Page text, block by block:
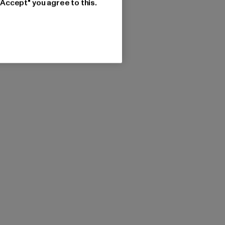
you agree to this.